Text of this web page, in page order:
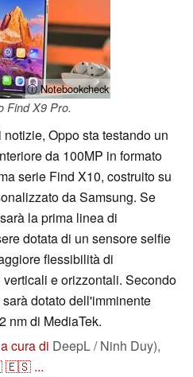
ⓘ Notebookcheck
Find X9 Pro.
Oppo sta testando un
da 100MP in formato
serie Find X10, costruito su
da Samsung. Se
la prima linea di
dotata di un sensore selfie
flessibilità di
e orizzontali. Secondo
dotato dell'imminente
nm di MediaTek.
cura di DeepL / Ninh Duy),
🇪🇸 ...